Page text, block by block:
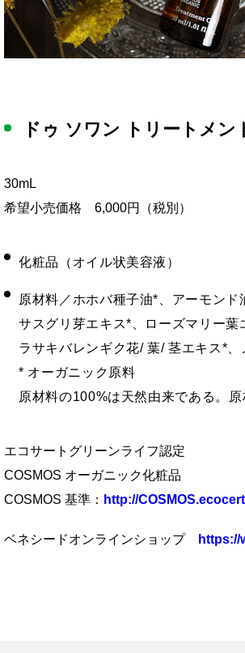
ドゥ ソワン トリートメン
30mL
希望小売価格 6,000円（税別）
化粧品（オイル状美容液）
原材料／ホホバ種子油*、アーモン
サスグリ芽エキス*、ローズマリー
ラサキバレンギク花/ 葉/ 茎エキス*
* オーガニック原料
原材料の100%は天然由来である。
エコサートグリーンライフ認定
COSMOS オーガニック化粧品
COSMOS 基準： http://
ベネシードオンラインショップ https://